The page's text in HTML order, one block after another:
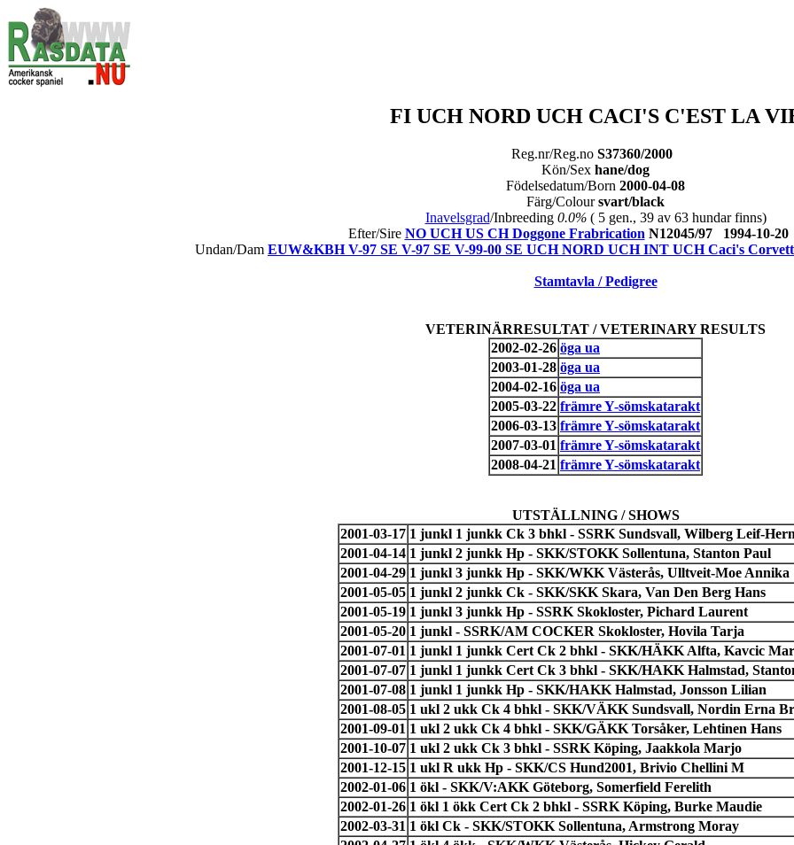
FI UCH NORD UCH CACI'S C'EST LA
Reg.nr/Reg.no S37360/2000
Kön/Sex hane/dog
Födelsedatum/Born 2000-04-08
Färg/Coloursvart/black
Inavelsgrad/Inbreeding 0.0% ( 5 gen., 39 av 63 hundar finns)
Efter/Sire NO UCH US CH Doggone Frabrication N12045/97 1994-10-
Undan/Dam EUW&KBH V-97 SE V-97 SE V-99-00 SE UCH NORD UCH INT UCH Caci's
Stamtavla / Pedigree
VETERINÄRRESULTAT / VETERINARY RESULTS
2002-02-26 öga ua
2003-01-28 öga ua
2004-02-16 öga ua
2005-03-22 främre Y-sömskatarakt
2006-03-13 främre Y-sömskatarakt
2007-03-01 främre Y-sömskatarakt
2008-04-21 främre Y-sömskatarakt
UTSTÄLLNING / SHOWS
2001-03-17 1 junkl 1 junkk Ck 3 bhkl - SSRK Sundsvall, Wilberg Leif-
2001-04-14 1 junkl 2 junkk Hp - SKK/STOKK Sollentuna, Stanton Paul
2001-04-29 1 junkl 3 junkk Hp - SKK/WKK Västerås, Ulltveit-Moe Annika
2001-05-05 1 junkl 2 junkk Ck - SKK/SKK Skara, Van Den Berg Hans
2001-05-19 1 junkl 3 junkk Hp - SSRK Skokloster, Pichard Laurent
2001-05-20 1 junkl - SSRK/AM COCKER Skokloster, Hovila Tarja
2001-07-01 1 junkl 1 junkk Cert Ck 2 bhkl - SKK/HÄKK Alfta, Kavcic
2001-07-07 1 junkl 1 junkk Cert Ck 3 bhkl - SKK/HAKK Halmstad,
2001-07-08 1 junkl 1 junkk Hp - SKK/HAKK Halmstad, Jonsson Lilian
2001-08-05 1 ukl 2 ukk Ck 4 bhkl - SKK/VÄKK Sundsvall, Nordin Erna
2001-09-01 1 ukl 2 ukk Ck 4 bhkl - SKK/GÄKK Torsåker, Lehtinen Hans
2001-10-07 1 ukl 2 ukk Ck 3 bhkl - SSRK Köping, Jaakkola Marjo
2001-12-15 1 ukl R ukk Hp - SKK/CS Hund2001, Brivio Chellini M
2002-01-06 1 ökl - SKK/V:AKK Göteborg, Somerfield Ferelith
2002-01-26 1 ökl 1 ökk Cert Ck 2 bhkl - SSRK Köping, Burke Maudie
2002-03-31 1 ökl Ck - SKK/STOKK Sollentuna, Armstrong Moray